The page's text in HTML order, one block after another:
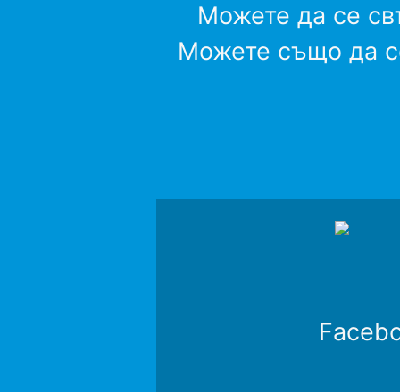
Можете да се
Можете също да